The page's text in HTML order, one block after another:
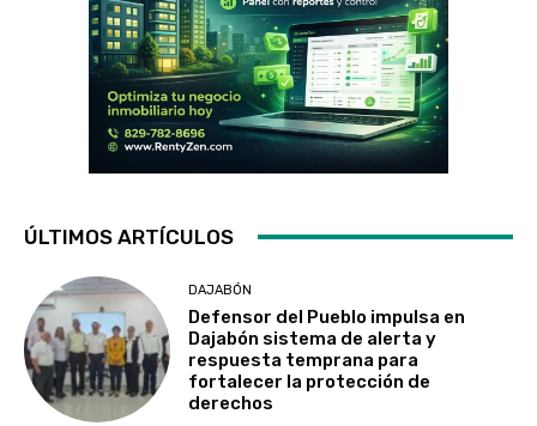
ÚLTIMOS ARTÍCULOS
DAJABÓN
Defensor del Pueblo impulsa en
Dajabón sistema de alerta y
respuesta temprana para
fortalecer la protección de
derechos